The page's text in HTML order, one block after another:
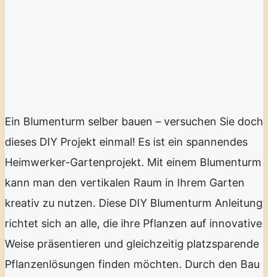
Ein Blumenturm selber bauen – versuchen Sie doch
dieses DIY Projekt einmal! Es ist ein spannendes
Heimwerker-Gartenprojekt. Mit einem Blumenturm
kann man den vertikalen Raum in Ihrem Garten
kreativ zu nutzen. Diese DIY Blumenturm Anleitung
richtet sich an alle, die ihre Pflanzen auf innovative
Weise präsentieren und gleichzeitig platzsparende
Pflanzenlösungen finden möchten. Durch den Bau